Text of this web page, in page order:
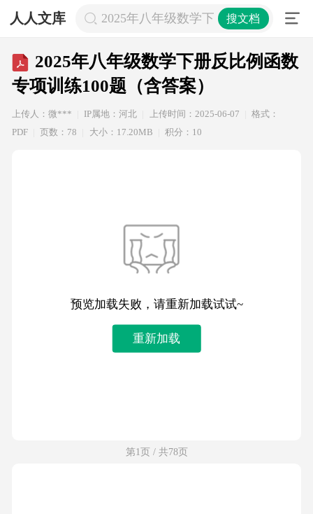
人人文库 2025年八年级数学下册反比例函数专
搜文档
2025年八年级数学下册反比例函数
专项训练100题（含答案）
上传人：微*** IP属地：河北 上传时间：2025-06-07
格式：
PDF
页数：78 大小：17.20MB 积分：10
预览加载失败，请重新加载试试~
重新加载
第1页 / 共78页